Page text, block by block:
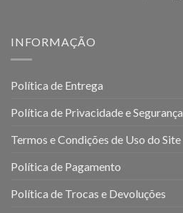
INFORMAÇÃO
Política de Entrega
Política de Privacidade e Segurança
Termos e Condições de Uso do Site
Política de Pagamento
Política de Trocas e Devoluções